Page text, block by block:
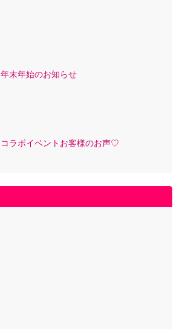
年末年始のお知らせ
コラボイベントお客様のお声♡